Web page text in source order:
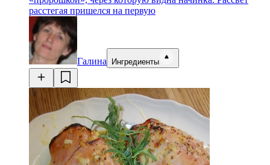
расстегая пришелся на первую
Галина Ингредиенты